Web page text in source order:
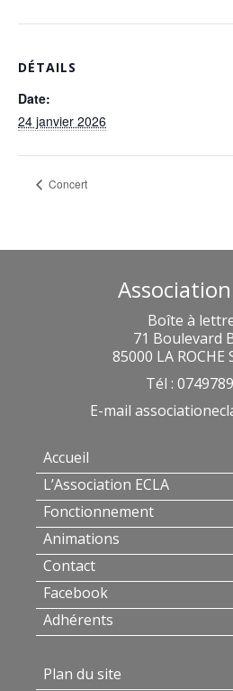
DÉTAILS
Date:
24 janvier 2026
Concert
Association
Boîte à
71 Boulevard
85000 LA ROCHE
Tél :
E-mail
Accueil
L’Association ECLA
Fonctionnement
Animations
Contact
Facebook
Adhérents
Plan du site